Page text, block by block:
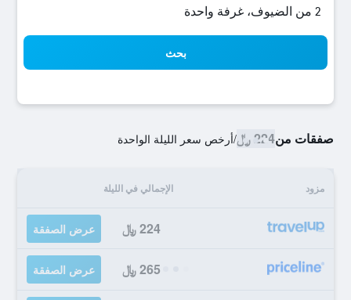
2 من الضيوف، غرفة واحدة
بحث
صفقات من224 ﷼ /أرخص سعر الليلة الواحدة
مزود الإجمالي في الليلة
224 ﷼ عرض الصفقة
265 ﷼ عرض الصفقة